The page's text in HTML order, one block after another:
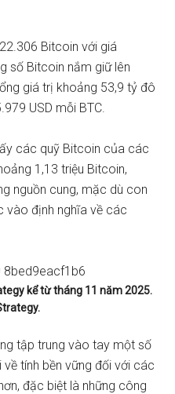
Bitcoin với giá
số Bitcoin nắm giữ lên
giá trị khoảng 53,9 tỷ đô
USD mỗi BTC.
các quỹ Bitcoin của các
1,13 triệu Bitcoin,
nguồn cung, mặc dù con
vào định nghĩa về các
kể từ tháng 11 năm 2025.
tập trung vào tay một số
tính bền vững đối với các
đặc biệt là những công